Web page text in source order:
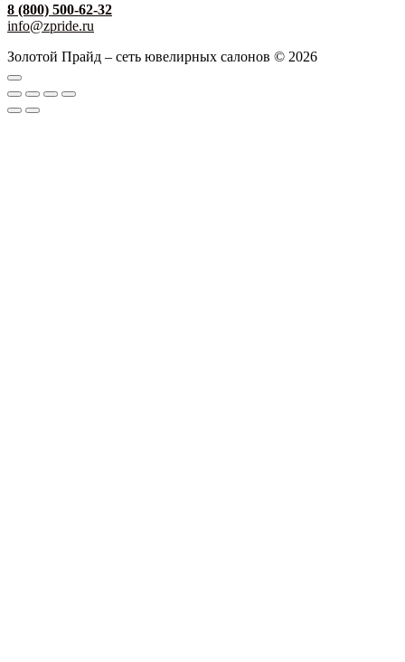
8 (800) 500-62-32
info@zpride.ru
Золотой Прайд – сеть ювелирных салонов © 2026